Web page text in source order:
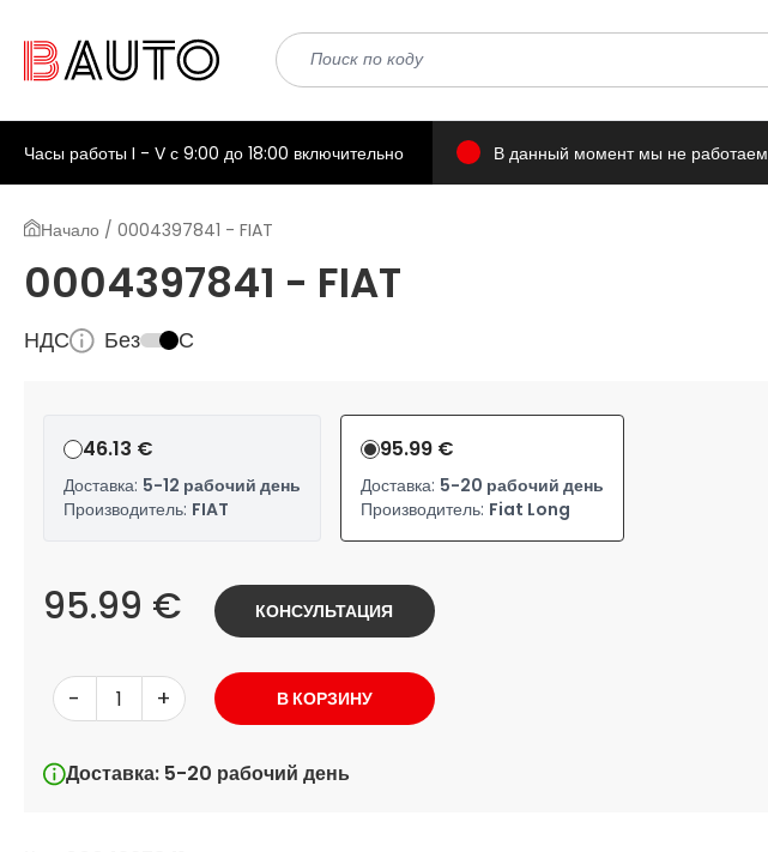
Часы работы I - V с 9:00 до 18:00 включительно В данный момент мы не работаем
Начало / 0004397841 - FIAT
0004397841 - FIAT
НДС Без С
46.13 €
Доставка: 5-12 рабочий день
Производитель: FIAT
95.99 €
Доставка: 5-20 рабочий день
Производитель: Fiat Long
95.99 €
- +
Доставка: 5-20 рабочий день
В КОРЗИНУ
КОНСУЛЬТАЦИЯ